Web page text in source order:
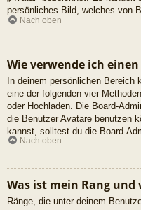
persönliches Bild, welches von
Nach oben
Wie verwende ich
In deinem persönlichen Bereich
eine der folgenden vier
oder Hochladen. Die Board-
die Benutzer Avatare benutzen
kannst, solltest du die Board-
Nach oben
Was ist mein Rang
Ränge, die unter deinem